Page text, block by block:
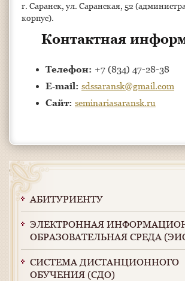
г. Саранск, ул. Саранская, 52
корпус).
Контактная
Телефон: +7 (834) 47-28-38
E‑mail: sdssaransk@gmail.com
Сайт: seminariasaransk.ru
АБИТУРИЕНТУ
ЭЛЕКТРОННАЯ
ОБРАЗОВАТЕЛЬНАЯ СРЕДА
СИСТЕМА ДИСТАНЦИОННОГО
ОБУЧЕНИЯ (СДО)